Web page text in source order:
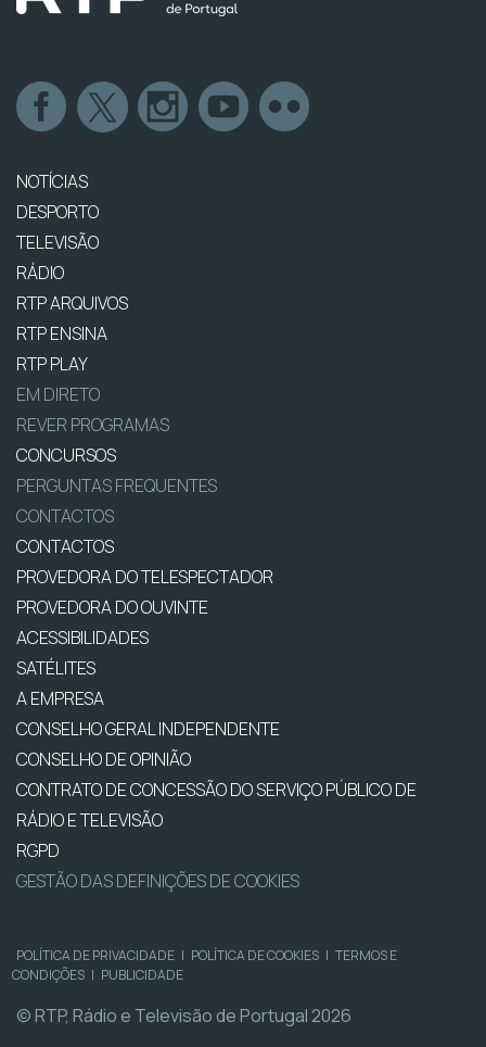
NOTÍCIAS
DESPORTO
TELEVISÃO
RÁDIO
RTP ARQUIVOS
RTP ENSINA
RTP PLAY
EM DIRETO
REVER PROGRAMAS
CONCURSOS
PERGUNTAS FREQUENTES
CONTACTOS
CONTACTOS
PROVEDORA DO TELESPECTADOR
PROVEDORA DO OUVINTE
ACESSIBILIDADES
SATÉLITES
A EMPRESA
CONSELHO GERAL INDEPENDENTE
CONSELHO DE OPINIÃO
CONTRATO DE CONCESSÃO DO SERVIÇO PÚBLICO DE
RÁDIO E TELEVISÃO
RGPD
GESTÃO DAS DEFINIÇÕES DE COOKIES
POLÍTICA DE PRIVACIDADE | POLÍTICA DE COOKIES | TERMOS E
CONDIÇÕES | PUBLICIDADE
© RTP, Rádio e Televisão de Portugal 2026